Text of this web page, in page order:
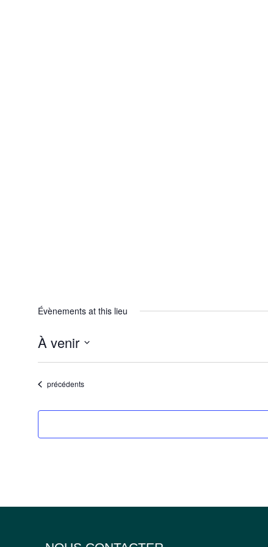
Évènements at this lieu
À venir
date.
Évènements
précédents